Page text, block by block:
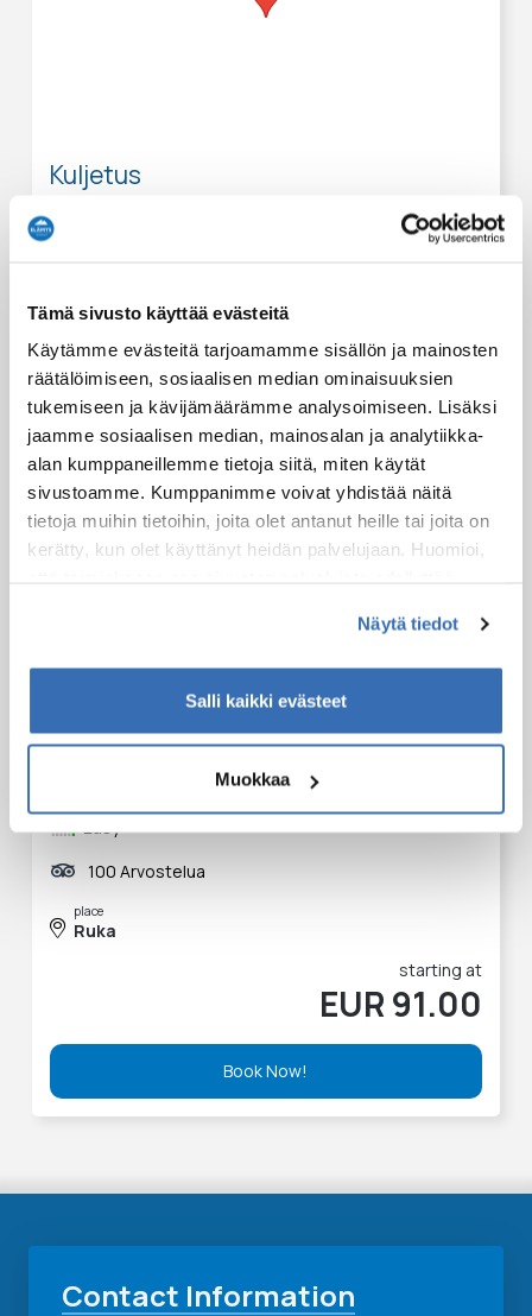
Tämä sivusto käyttää evästeitä
Käytämme evästeitä tarjoamamme sisällön ja mainosten
räätälöimiseen, sosiaalisen median ominaisuuksien
tukemiseen ja kävijämäärämme analysoimiseen. Lisäksi
jaamme sosiaalisen median, mainosalan ja analytiikka-
alan kumppaneillemme tietoja siitä, miten käytät
sivustoamme. Kumppanimme voivat yhdistää näitä
tietoja muihin tietoihin, joita olet antanut heille tai joita on
kerätty, kun olet käyttänyt heidän palvelujaan. Huomioi,
Näytä tiedot
Salli kaikki evästeet
Muokkaa
Kuljetus
seuraaviin paikkoihin:
Oivangin Lomakartano pick up point at 9.55
Ruka Village SkiBus stop at 09.45
Rukan Salonki pick up point at 09.25
Ice fishing trip
Easy
100 Arvostelua
place
Ruka
starting at
EUR 91.00
Book Now!
Contact Information